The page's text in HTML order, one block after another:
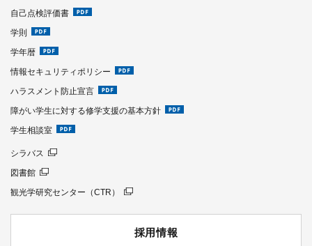
自己点検評価書
学則
学年暦
情報セキュリティポリシー
ハラスメント防止宣言
障がい学生に対する修学支援の基本方針
学生相談室
シラバス
図書館
観光学研究センター（CTR）
採用情報